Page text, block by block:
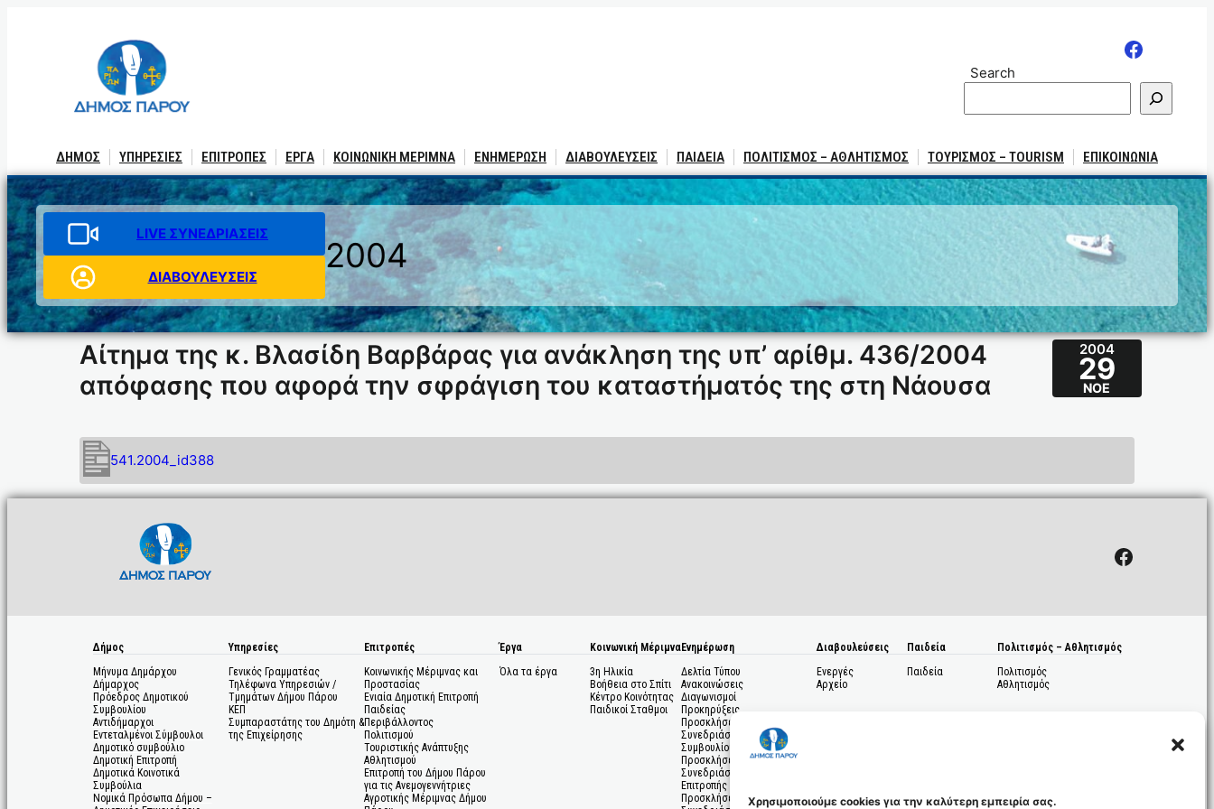
Χρησιμοποιούμε cookies για την καλύτερη εμπειρία σας.
Search
ΔΗΜΟΣ ΥΠΗΡΕΣΙΕΣ ΕΠΙΤΡΟΠΕΣ ΕΡΓΑ ΚΟΙΝΩΝΙΚΗ ΜΕΡΙΜΝΑ ΕΝΗΜΕΡΩΣΗ ΔΙΑΒΟΥΛΕΥΣΕΙΣ ΠΑΙΔΕΙΑ ΠΟΛΙΤΙΣΜΟΣ – ΑΘΛΗΤΙΣΜΟΣ ΤΟΥΡΙΣΜΟΣ – TOURISM ΕΠΙΚΟΙΝΩΝΙΑ
LIVE ΣΥΝΕΔΡΙΑΣΕΙΣ
ΔΙΑΒΟΥΛΕΥΣΕΙΣ
2004
Αίτημα της κ. Βλασίδη Βαρβάρας για ανάκληση της υπ’ αρίθμ. 436/2004
απόφασης που αφορά την σφράγιση του καταστήματός της στη Νάουσα
2004
29
ΝΟΈ
541.2004_id388
Facebook
Δήμος
Μήνυμα Δημάρχου
Δήμαρχος
Πρόεδρος Δημοτικού
Συμβουλίου
Αντιδήμαρχοι
Εντεταλμένοι Σύμβουλοι
Δημοτικό συμβούλιο
Δημοτική Επιτροπή
Δημοτικά Κοινοτικά
Συμβούλια
Νομικά Πρόσωπα Δήμου –
Υπηρεσίες
Γενικός Γραμματέας
Τηλέφωνα Υπηρεσιών /
Τμημάτων Δήμου Πάρου
ΚΕΠ
Συμπαραστάτης του Δημότη &
της Επιχείρησης
Επιτροπές
Κοινωνικής Μέριμνας και
Προστασίας
Ενιαία Δημοτική Επιτροπή
Παιδείας
Περιβάλλοντος
Πολιτισμού
Τουριστικής Ανάπτυξης
Αθλητισμού
Επιτροπή του Δήμου Πάρου
για τις Ανεμογεννήτριες
Αγροτικής Μέριμνας Δήμου
Έργα
Όλα τα έργα
Κοινωνική Μέριμνα
3η Ηλικία
Βοήθεια στο Σπίτι
Κέντρο Κοινότητας
Παιδικοί Σταθμοι
Ενημέρωση
Δελτία Τύπου
Ανακοινώσεις
Διαγωνισμοί
Προκηρύξεις
Προσκλήσεις σε
Συνεδριάσεις Δημοτικού
Συμβουλίου
Προσκλήσεις σε
Συνεδριάσεις Δημοτικής
Επιτροπής
Προσκλήσεις σε
Διαβουλεύσεις
Ενεργές
Αρχείο
Παιδεία
Παιδεία
Πολιτισμός – Αθλητισμός
Πολιτισμός
Αθλητισμός